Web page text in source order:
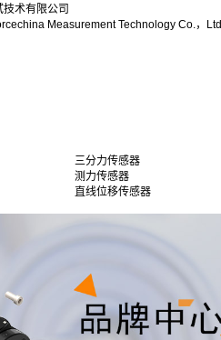
术有限公司
Measurement Technology Co.，Ltd
三分力传感器
测力传感器
直线位移传感器